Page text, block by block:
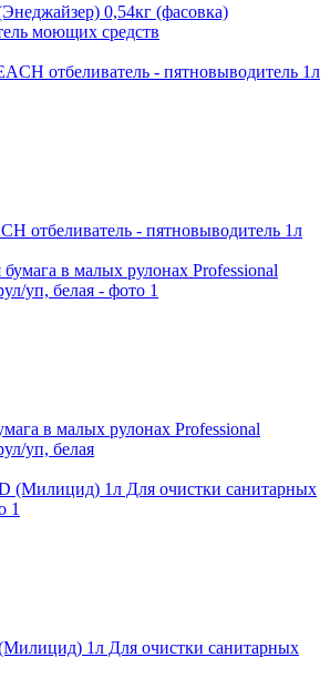
0,54кг (фасовка)
моющих средств
отбеливатель - пятновыводитель 1л
в малых рулонах Professional
уп, белая
1л Для очистки санитарных